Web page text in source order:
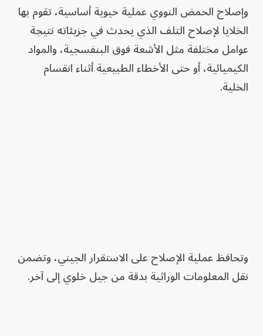
وإصلاح الحمض النووي عملية حيوية أساسية، تقوم بها
الخلايا لإصلاح التلف الذي يحدث في جزيئاته نتيجة
عوامل مختلفة مثل الأشعة فوق البنفسجية، والمواد
الكيميائية، أو حتى الأخطاء الطبيعية أثناء انقسام
الخلية.
وتحافظ عملية الإصلاح على الاستقرار الجيني، وتضمن
نقل المعلومات الوراثية بدقة من جيل خلوي إلى آخر.